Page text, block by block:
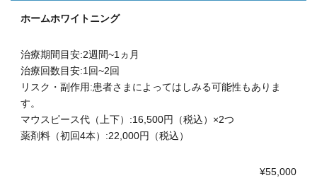
ホームホワイトニング
治療期間目安:2週間~1ヵ月
治療回数目安:1回~2回
リスク・副作用:患者さまによってはしみる可能性もありま
す。
マウスピース代（上下）:16,500円（税込）×2つ
薬剤料（初回4本）:22,000円（税込）
¥55,000